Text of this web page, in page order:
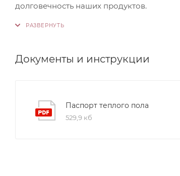
долговечность наших продуктов.
Документы и инструкции
Паспорт теплого пола
529,9 кб